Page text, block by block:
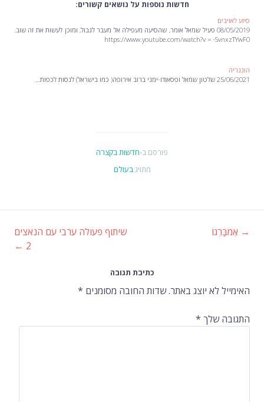
חדשות נוספות על נושאים קשורים:
סיוע לאויבים
08/05/2019 פעיל שמאל אומר, שהסיעה מעפילה אל מעבר לגבול, ומוכן לעשות את זה שוב.
https://www.youtube.com/watch?v = -SvnxzTYwF0
הונגריה
25/06/2021 שלטון שמאל ופסאודו-ימני ברוב אירופה( כמו בישראל) לנסות לכפות…
פורסם ב-חדשות בקצרה
מתויגבעולם
ניווט
ברשומות
→ אֶמבַּרְגוֹ
שיתוף פעולה ערבי עם הנאצים
2
←
כתיבת תגובה
האימייל לא יוצג באתר.שדות החובה מסומנים *
התגובה שלך *